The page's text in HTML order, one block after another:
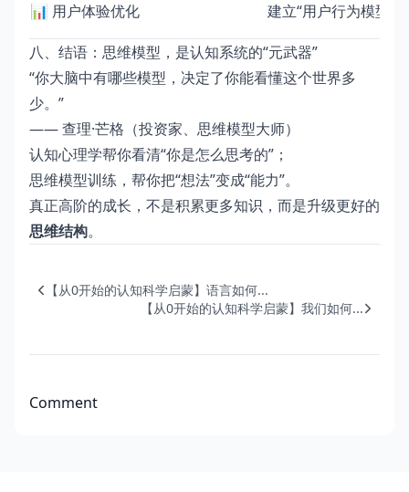
📊 用户体验优化 建立“用户行为模型”
八、结语：思维模型，是认知系统的“元武器”
“你大脑中有哪些模型，决定了你能看懂这个世界多
少。”
—— 查理·芒格（投资家、思维模型大师）
认知心理学帮你看清“你是怎么思考的”；
思维模型训练，帮你把“想法”变成“能力”。
真正高阶的成长，不是积累更多知识，而是升级更好的
思维结构。
【从0开始的认知科学启蒙】语言如何...
【从0开始的认知科学启蒙】我们如何...
Comment